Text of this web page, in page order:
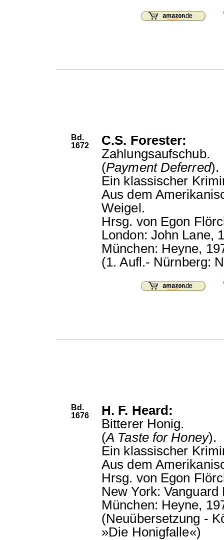
Bd.
1672
C.S. Forester:
Zahlungsaufschub.
(Payment Deferred).
Ein klassischer
Aus dem
Weigel.
Hrsg. von Egon
London: John Lane,
München: Heyne,
(1. Aufl.- Nürnberg:
Bd.
1676
H. F. Heard:
Bitterer Honig.
(A Taste for Honey).
Ein klassischer
Aus dem
Hrsg. von Egon
New York: Vanguard
München: Heyne,
(Neuübersetzung -
»Die Honigfalle«)